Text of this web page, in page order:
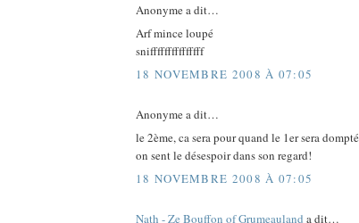
Anonyme a dit…
Arf mince loupé
snifffffffffffffff
18 NOVEMBRE 2008 À 07:05
Anonyme a dit…
le 2ème, ca sera pour quand le 1er sera
on sent le désespoir dans son regard!
18 NOVEMBRE 2008 À 07:05
Nath - Ze Bouffon of Grumeauland a dit…